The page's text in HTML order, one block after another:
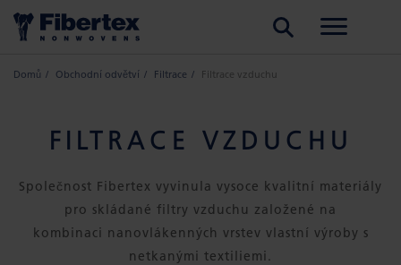
Domů Obchodní odvětví Filtrace Filtrace vzduchu
FILTRACE VZDUCHU
Společnost Fibertex vyvinula vysoce kvalitní materiály
pro skládané filtry vzduchu založené na
kombinaci nanovlákenných vrstev vlastní výroby s
netkanými textiliemi.